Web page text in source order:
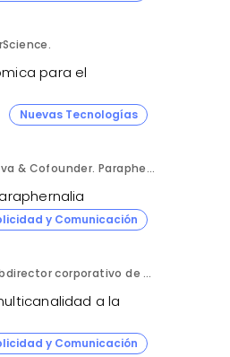
para el
Nuevas Tecnologías
Rosario Garcia. Directora Creativa & Cofounder. Paraphernalia.
y Comunicación
Alfonso Jiménez Velázquez. Subdirector corporativo de Marketing y Publicidad. Grupo Ultra Laboratorios.
a la
y Comunicación